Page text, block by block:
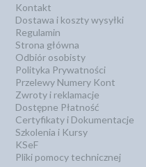
Kontakt
Dostawa i koszty wysyłki
Regulamin
Strona główna
Odbiór osobisty
Polityka Prywatności
Przelewy Numery Kont
Zwroty i reklamacje
Dostępne Płatność
Certyfikaty i Dokumentacje
Szkolenia i Kursy
KSeF
Pliki pomocy technicznej